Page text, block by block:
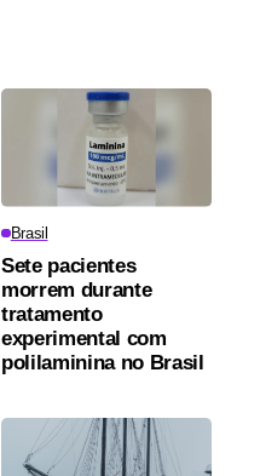
Brasil
Sete pacientes
morrem durante
tratamento
experimental com
polilaminina no Brasil